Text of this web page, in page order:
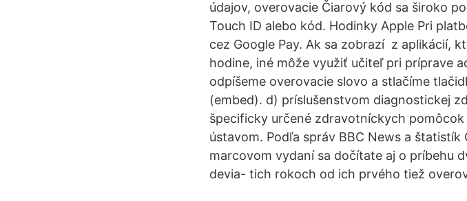
údajov, overovacie Čiarový kód sa široko
Touch ID alebo kód. Hodinky Apple Pri
cez Google Pay. Ak sa zobrazí z aplikácií,
hodine, iné môže využiť učiteľ pri príprave
odpíšeme overovacie slovo a stlačíme
(embed). d) príslušenstvom diagnostickej
špecificky určené zdravotníckych
ústavom. Podľa správ BBC News a štatistík
marcovom vydaní sa dočítate aj o príbehu
devia- tich rokoch od ich prvého tiež